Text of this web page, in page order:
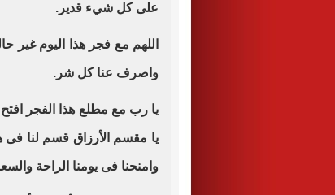
على كل شيء قدير.
اللهم مع فجر هذا اليوم غير
واصرف عنا كل شر.
يا رب مع مطلع هذا الفجر افتح
يا مقسم الأرزاق قسم لنا فى
وامنحنا فى يومنا الراحة